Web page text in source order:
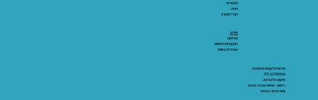
שירות הלקוחות והתמיכה
03-6206066
מיקום: אלנבי 43
ראשון - חמישי 10:00-19:00
שישי 10:00-15:00
מאמרים
חנות
חברי מועדון
מידע:
אודותינו
תקנון ותנאי שימוש
הצהרת נגישות